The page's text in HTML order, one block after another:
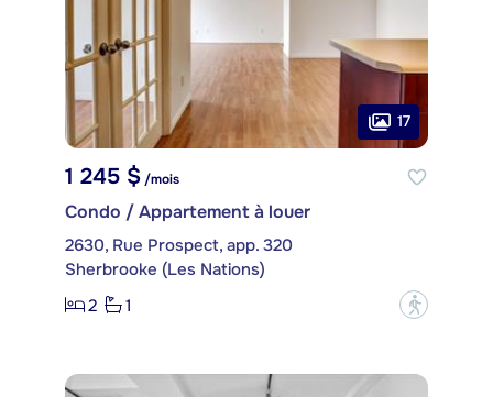
17
1 245 $/mois
Condo / Appartement à louer
2630, Rue Prospect, app. 320
Sherbrooke (Les Nations)
2
1 ?